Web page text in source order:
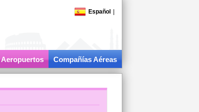
Español
Aeropuertos Compañías Aéreas